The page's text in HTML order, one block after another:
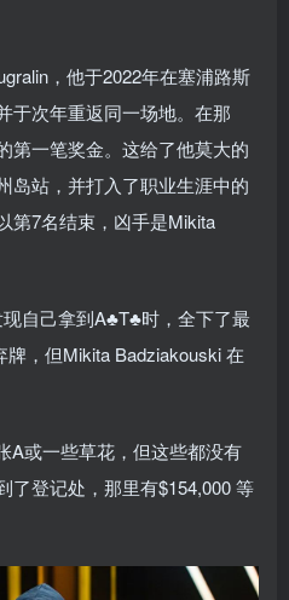
，他于2022年在塞浦路斯
于次年重返同一场地。在那
第一笔奖金。这给了他莫大的
岛站，并打入了职业生涯中的
第7名结束，凶手是Mikita
自己拿到A♣T♣时，全下了最
，但Mikita Badziakouski 在
A或一些草花，但这些都没有
了登记处，那里有$154,000 等